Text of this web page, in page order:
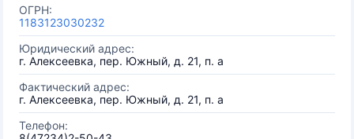
ОГРН:
1183123030232
Юридический адрес:
г. Алексеевка, пер. Южный, д. 21, п. а
Фактический адрес:
г. Алексеевка, пер. Южный, д. 21, п. а
Телефон: